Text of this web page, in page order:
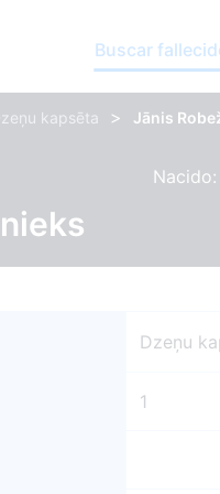
Buscar
kapsēta > Jānis
Dzeņu
1